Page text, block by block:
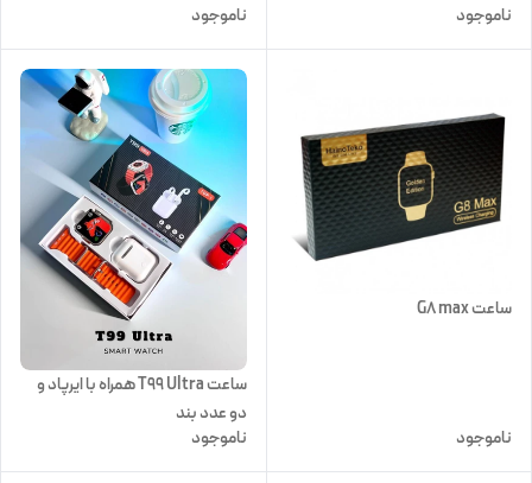
ناموجود ناموجود
ساعت G8 max
ناموجود
ساعت T99 Ultra همراه با ایرپاد و
دو عدد بند
ناموجود